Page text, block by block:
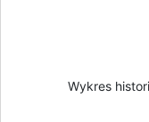
Wykres